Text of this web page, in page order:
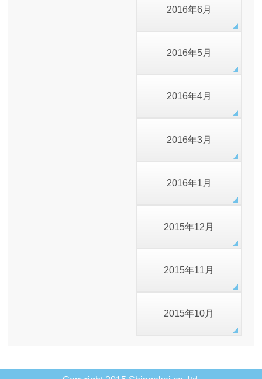
2016年6月
2016年5月
2016年4月
2016年3月
2016年1月
2015年12月
2015年11月
2015年10月